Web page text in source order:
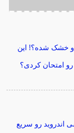
خشک شده؟! این
امتحان کردی؟
اندروید رو سریع